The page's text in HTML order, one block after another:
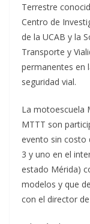
Terrestre
Centro de
de la UCAB y la
Transporte y
permanentes en
seguridad vial.
La motoescuela
MTTT son
evento sin costo
3 y uno en el
estado Mérida)
modelos y que
con el director